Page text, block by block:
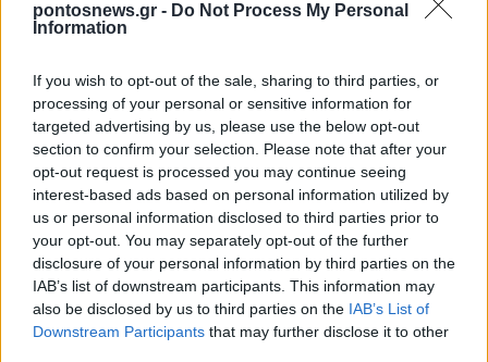
pontosnews.gr - Do Not Process My Personal
Information
If you wish to opt-out of the sale, sharing to third parties, or
processing of your personal or sensitive information for
targeted advertising by us, please use the below opt-out
section to confirm your selection. Please note that after your
opt-out request is processed you may continue seeing
interest-based ads based on personal information utilized by
us or personal information disclosed to third parties prior to
your opt-out. You may separately opt-out of the further
disclosure of your personal information by third parties on the
IAB’s list of downstream participants. This information may
also be disclosed by us to third parties on the IAB’s List of
Downstream Participants that may further disclose it to other
ΕΛΛΑΔΑ
Πολλαπλό βιβλίο: Τι αλλάζει για μαθητές και
εκπαιδευτικούς – Πότε έρχονται τα νέα σχολικά
βιβλία